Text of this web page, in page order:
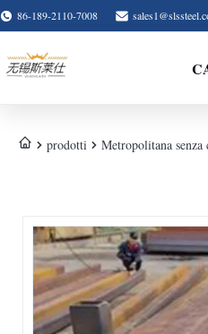
86-189-2110-7008
prodotti Metropolitana